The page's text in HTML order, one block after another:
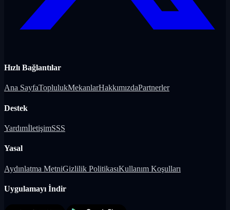
Hızlı Bağlantılar
Ana SayfaToplulukMekanlarHakkımızdaPartnerler
Destek
YardımİletişimSSS
Yasal
Aydınlatma MetniGizlilik PolitikasıKullanım Koşulları
Uygulamayı İndir